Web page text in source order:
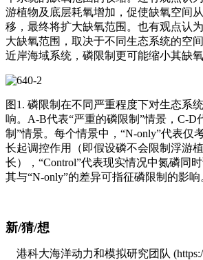
游植物及底层耗氧增加，促使缺氧空间
移，最终将扩大缺氧范围。也有观点认
大缺氧范围，取决于不同生态系统的空
近岸海域系统，磷限制更可能缩小其缺氧
图1. 磷限制在不同严重程度下对生态系
响。A-B代表“严重的磷限制”情景，C-D
制”情景。每个情景中，“N-only”代表仅
长起调控作用（即假设磷不会限制浮游
长），“Control”代表现实情况中氮磷同
其与“N-only”的差异可指征磷限制的影响
新/猜/想
港科大海洋动力和模拟研究团队